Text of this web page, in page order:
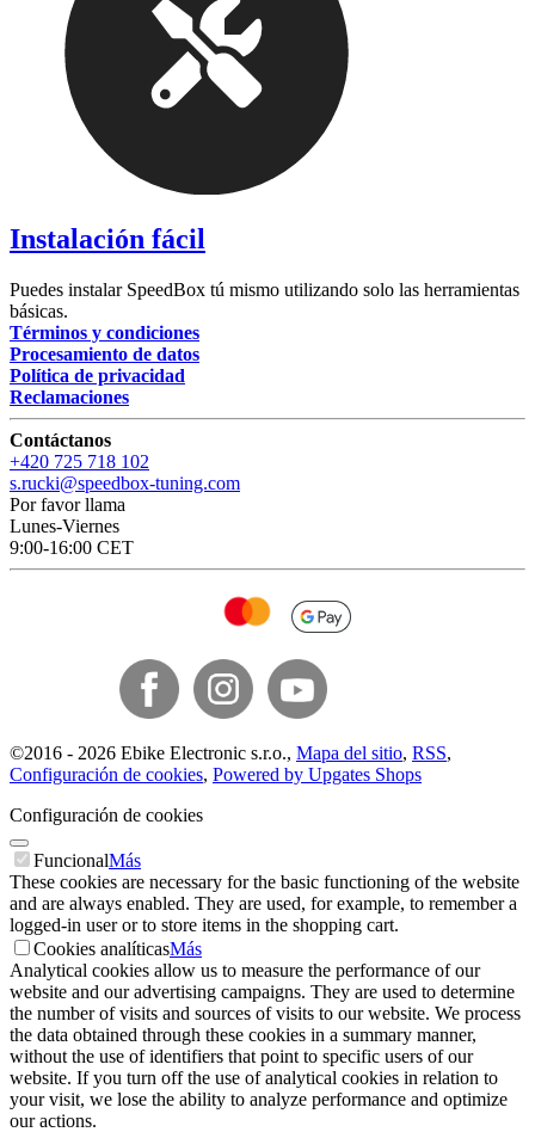
Instalación fácil
Puedes instalar SpeedBox tú mismo utilizando solo las herramientas
básicas.
Términos y condiciones
Procesamiento de datos
Política de privacidad
Reclamaciones
Contáctanos
+420 725 718 102
s.rucki@speedbox-tuning.com
Por favor llama
Lunes-Viernes
9:00-16:00 CET
©2016 - 2026 Ebike Electronic s.r.o., Mapa del sitio, RSS,
Configuración de cookies, Powered by Upgates Shops
Configuración de cookies
FuncionalMás
These cookies are necessary for the basic functioning of the website
and are always enabled. They are used, for example, to remember a
logged-in user or to store items in the shopping cart.
Cookies analíticasMás
Analytical cookies allow us to measure the performance of our
website and our advertising campaigns. They are used to determine
the number of visits and sources of visits to our website. We process
the data obtained through these cookies in a summary manner,
without the use of identifiers that point to specific users of our
website. If you turn off the use of analytical cookies in relation to
your visit, we lose the ability to analyze performance and optimize
our actions.